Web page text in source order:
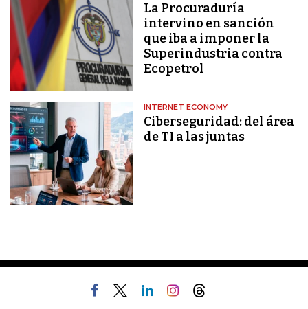
La Procuraduría
intervino en sanción
que iba a imponer la
Superindustria contra
Ecopetrol
INTERNET ECONOMY
Ciberseguridad: del área
de TI a las juntas